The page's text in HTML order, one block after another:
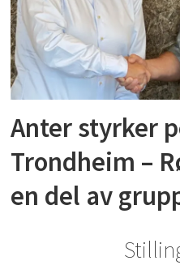
Anter styrker
Trondheim –
en del av